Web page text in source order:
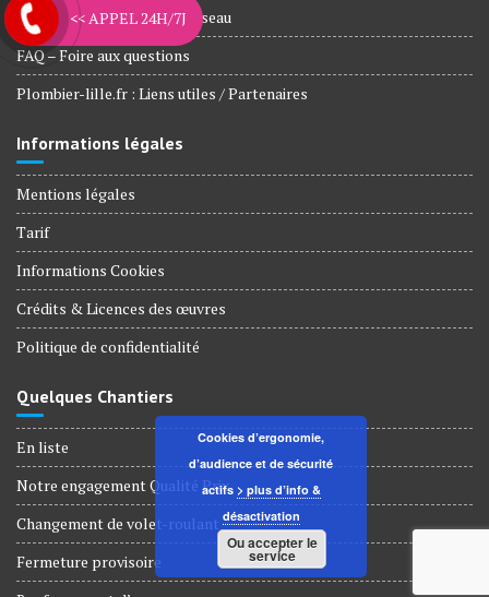
Artisans rejoignez notre réseau
FAQ – Foire aux questions
Plombier-lille.fr : Liens utiles / Partenaires
Informations légales
Mentions légales
Tarif
Informations Cookies
Crédits & Licences des œuvres
Politique de confidentialité
Quelques Chantiers
En liste
Notre engagement Qualité Prix
Changement de volet-roulant
Fermeture provisoire
<< APPEL 24H/7J
Cookies d’ergonomie,
d’audience et de sécurité
actifs > plus d’info &
désactivation
Ou accepter le
service